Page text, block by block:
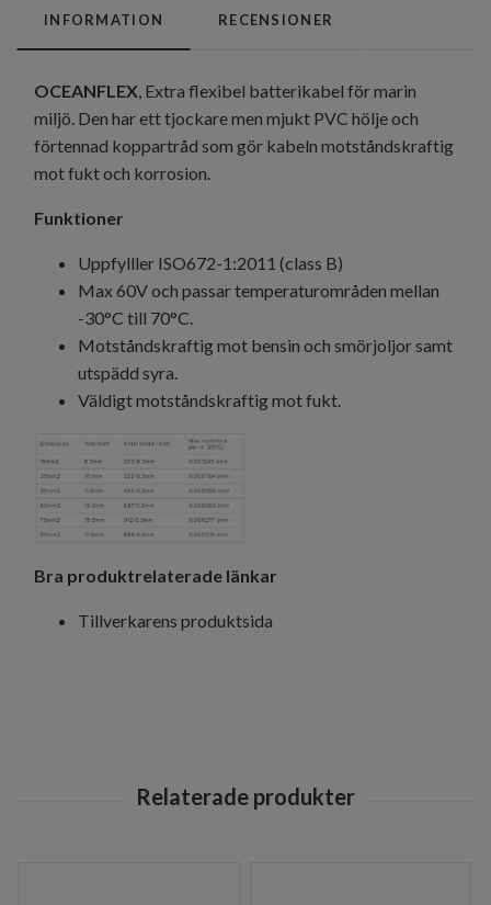
INFORMATION RECENSIONER
OCEANFLEX, Extra flexibel batterikabel för marin
miljö. Den har ett tjockare men mjukt PVC hölje och
förtennad koppartråd som gör kabeln motståndskraftig
mot fukt och korrosion.
Funktioner
Uppfylller ISO672-1:2011 (class B)
Max 60V och passar temperaturområden mellan
-30°C till 70°C.
Motståndskraftig mot bensin och smörjoljor samt
utspädd syra.
Väldigt motståndskraftig mot fukt.
Bra produktrelaterade länkar
Tillverkarens produktsida